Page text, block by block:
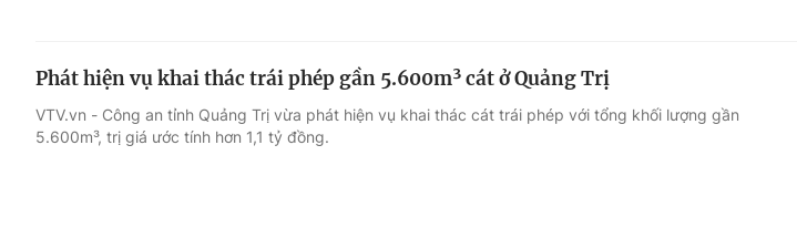
Điện ảnh
Âm nhạc
Sao
Du lịch
Làm đẹp
Chất lượng cuộc sống
Học trực tuyến
Phát hiện vụ khai thác trái phép gần 5.600m³ cát ở Quảng Trị
VTV.vn - Công an tỉnh Quảng Trị vừa phát hiện vụ khai thác cát trái phép với tổng khối lượng gần
5.600m³, trị giá ước tính hơn 1,1 tỷ đồng.